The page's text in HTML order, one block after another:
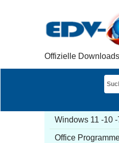
Offizielle
Windows 11 -10 -
Office